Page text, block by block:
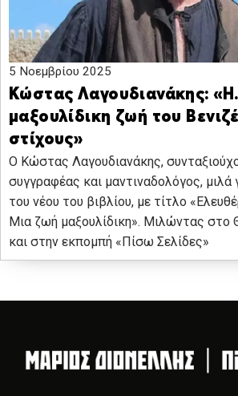
5 Νοεμβρίου 2025
Κώστας Λαγουδιανάκης:
μαξουλίδικη ζωή του
στίχους»
O Κώστας Λαγουδιανάκης,
συγγραφέας και μαντιναδολόγος, μιλά
του νέου του βιβλίου, με τίτλο
Μια ζωή μαξουλίδικη». Μιλώντας στο
και στην εκπομπή «Πίσω Σελίδες»